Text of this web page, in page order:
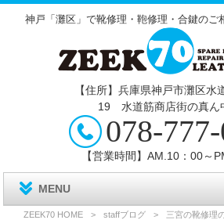
神戸「灘区」で靴修理・鞄修理・合鍵のご
【住所】兵庫県神戸市灘区水
19 水道筋商店街の真ん
078-
【営業時間】AM.10：00～
MENU
ZEEK70 HOME > staffブログ > 三宮の靴修理